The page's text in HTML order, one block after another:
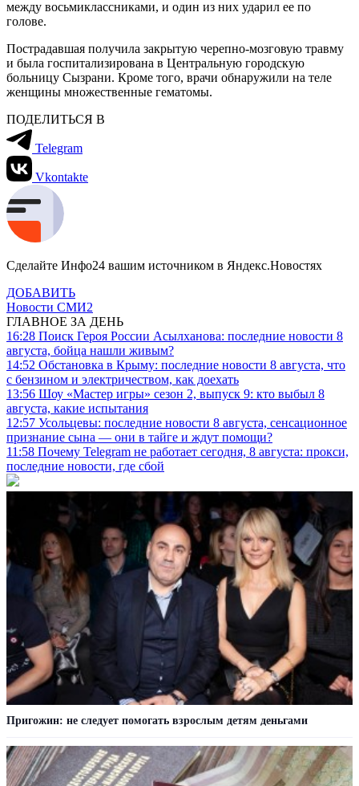
между восьмиклассниками, и один из них ударил ее по
голове.
Пострадавшая получила закрытую черепно-мозговую травму
и была госпитализирована в Центральную городскую
больницу Сызрани. Кроме того, врачи обнаружили на теле
женщины множественные гематомы.
ПОДЕЛИТЬСЯ В
Telegram
Vkontakte
Сделайте Инфо24 вашим источником в Яндекс.Новостях
ДОБАВИТЬ
Новости СМИ2
ГЛАВНОЕ ЗА ДЕНЬ
16:28 Поиск Героя России Асылханова: последние новости 8
августа, бойца нашли живым?
14:52 Обстановка в Крыму: последние новости 8 августа, что
с бензином и электричеством, как доехать
13:56 Шоу «Мастер игры» сезон 2, выпуск 9: кто выбыл 8
августа, какие испытания
12:57 Усольцевы: последние новости 8 августа, сенсационное
признание сына — они в тайге и ждут помощи?
11:58 Почему Telegram не работает сегодня, 8 августа: прокси,
последние новости, где сбой
Пригожин: не следует помогать взрослым детям деньгами